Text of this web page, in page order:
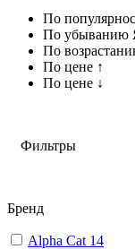
По
По убыванию
По
По цене ↑
По цене ↓
Фильтры
Бренд
Alpha Cat 14